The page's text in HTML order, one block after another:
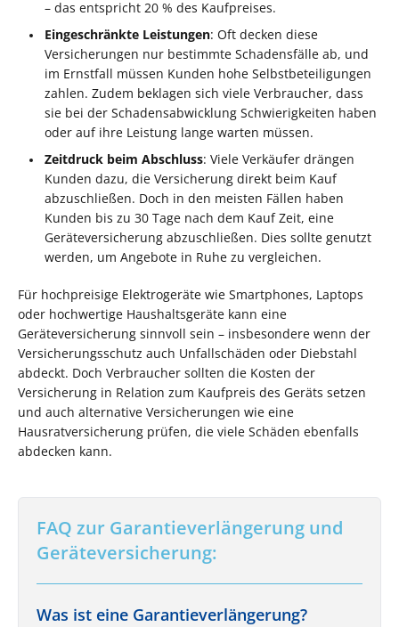
– das entspricht 20 % des Kaufpreises.
Eingeschränkte Leistungen: Oft decken diese
Versicherungen nur bestimmte Schadensfälle ab, und
im Ernstfall müssen Kunden hohe Selbstbeteiligungen
zahlen. Zudem beklagen sich viele Verbraucher, dass
sie bei der Schadensabwicklung Schwierigkeiten haben
oder auf ihre Leistung lange warten müssen.
Zeitdruck beim Abschluss: Viele Verkäufer drängen
Kunden dazu, die Versicherung direkt beim Kauf
abzuschließen. Doch in den meisten Fällen haben
Kunden bis zu 30 Tage nach dem Kauf Zeit, eine
Geräteversicherung abzuschließen. Dies sollte genutzt
werden, um Angebote in Ruhe zu vergleichen.
Für hochpreisige Elektrogeräte wie Smartphones, Laptops
oder hochwertige Haushaltsgeräte kann eine
Geräteversicherung sinnvoll sein – insbesondere wenn der
Versicherungsschutz auch Unfallschäden oder Diebstahl
abdeckt. Doch Verbraucher sollten die Kosten der
Versicherung in Relation zum Kaufpreis des Geräts setzen
und auch alternative Versicherungen wie eine
Hausratversicherung prüfen, die viele Schäden ebenfalls
abdecken kann.
FAQ zur Garantieverlängerung und
Geräteversicherung:
Was ist eine Garantieverlängerung?